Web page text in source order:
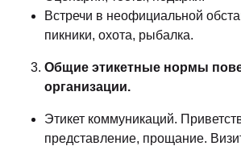
Встречи в неофициальной
пикники, охота, рыбалка.
Общие этикетные нормы
организации.
Этикет коммуникаций.
представление, прощание.